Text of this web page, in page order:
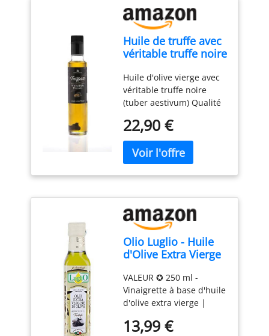
Huile de truffe avec
véritable truffe noire
d'olive extra vierge
vierge pour sauces
et affiner les plats.
Par Franck et
Olivier, convient aux
régimes végétaliens
et sans gluten
Huile d'olive vierge avec
véritable truffe noire
(tuber aestivum) Qualité
et affiner spécialement
les aliments Se marie
parfaitement avec les
pâtes. Dans une bouteille
anti-goutte pratique
22,90 €
Olio Luglio - Huile
d'Olive Extra Vierge
(250 ml)
VALEUR ✪ 250 ml -
Vinaigrette à base d'huile
d'olive extra vierge |
pressée à froid QUALITÉ
13,99 €